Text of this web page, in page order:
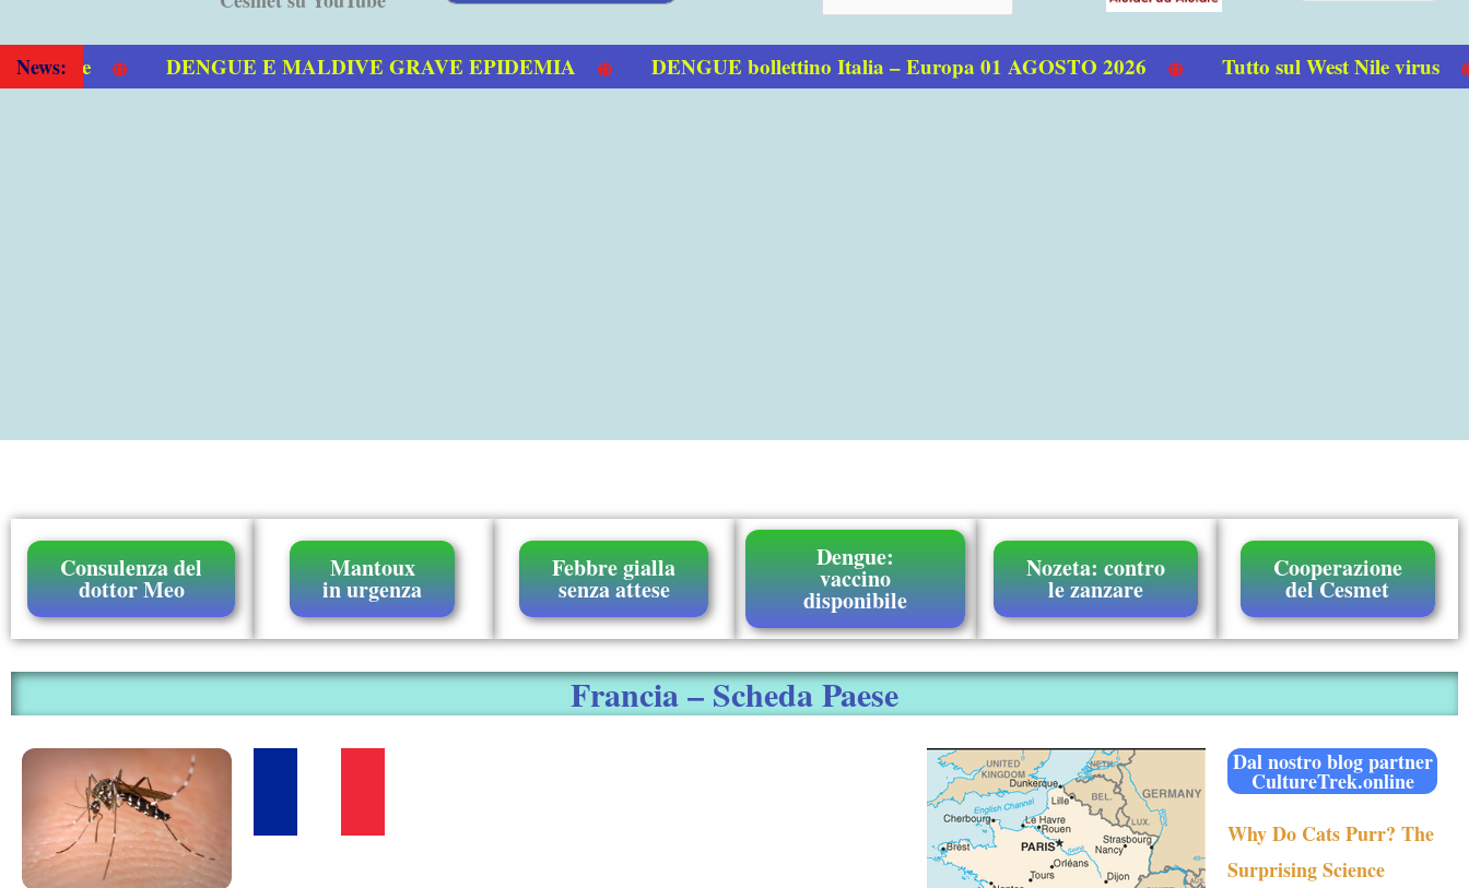
News: DENGUE E MALDIVE GRAVE EPIDEMIA DENGUE bollettino Italia – Europa 01 AGOSTO 2026 Tutto sul West Nile virus
Consulenza del
dottor Meo
Mantoux
in urgenza
Febbre gialla
senza attese
Dengue:
vaccino
disponibile
Nozeta: contro
le zanzare
Cooperazione
del Cesmet
Francia – Scheda Paese
Dal nostro blog partner
CultureTrek.online
Why Do Cats Purr? The
Surprising Science